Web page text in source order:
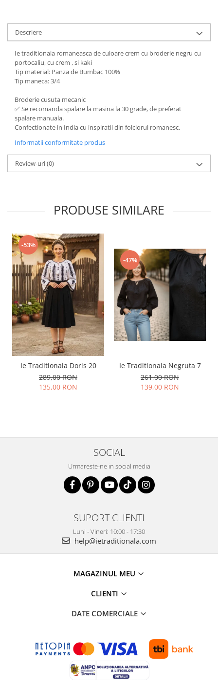
Descriere
Ie traditionala romaneasca de culoare crem cu broderie negru cu
portocaliu, cu crem , si kaki
Tip material: Panza de Bumbac 100%
Tip maneca: 3/4
Broderie cusuta mecanic
✅ Se recomanda spalare la masina la 30 grade, de preferat
spalare manuala.
Confectionate in India cu inspiratii din folclorul romanesc.
Informatii conformitate produs
Review-uri(0)
PRODUSE SIMILARE
-53%
Ie Traditionala Doris 20
289,00 RON
135,00 RON
-47%
Ie Traditionala Negruta 7
261,00 RON
139,00 RON
SOCIAL
Urmareste-ne in social media
SUPORT CLIENTI
Luni - Vineri: 10:00 - 17:30
help@ietraditionala.com
MAGAZINUL MEU
CLIENTI
DATE COMERCIALE